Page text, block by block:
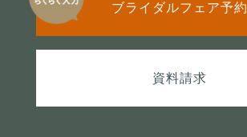
ブライダルフェア予約
資料請求